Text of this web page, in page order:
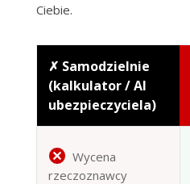
Ciebie.
✗ Samodzielnie
(kalkulator / AI
ubezpieczyciela)
Wycena
rzeczoznawcy